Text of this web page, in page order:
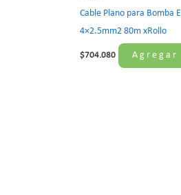
Cable Plano para Bomba
4×2.5mm2 80m xRollo
$704.080